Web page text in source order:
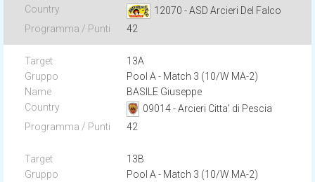
12070 - ASD Arcieri Del Falco
42
13A
Pool A - Match 3 (10/W MA-2)
BASILE Giuseppe
09014 - Arcieri Citta' di Pescia
42
13B
Pool A - Match 3 (10/W MA-2)